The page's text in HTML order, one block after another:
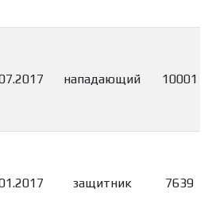
нападающий 10001
защитник 7639